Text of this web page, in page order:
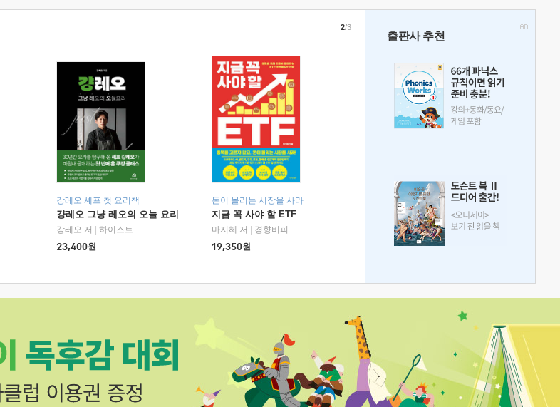
강레오 셰프 첫 요리책
걍레오 그냥 레오의 오늘 요리
강레오 저
하이스트
23,400원
돈이 몰리는 시장을 사라
지금 꼭 사야 할 ETF
마지혜 저
경향비피
19,350원
2/3
출판사 추천